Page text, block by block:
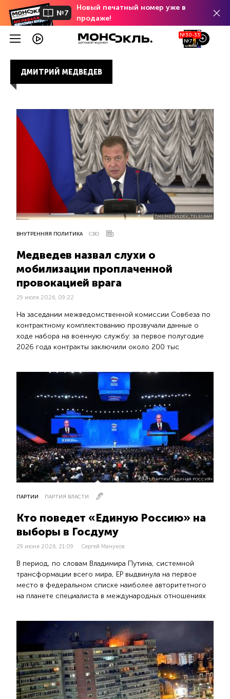
№7
Новый печатный номер уже в
продаже!
№30-33
№7
ДМИТРИЙ МЕДВЕДЕВ
T.ME/MEDVEDEV_TELEGRAM
ВНУТРЕННЯЯ ПОЛИТИКА СВО
Медведев назвал слухи о
мобилизации проплаченной
провокацией врага
29 июля 2026, 09:22
На заседании межведомственной комиссии Совбеза по
контрактному комплектованию прозвучали данные о
ходе набора на военную службу: за первое полугодие
2026 года контракты заключили около 200 тыс
САЙТ ПАРТИИ «ЕДИНАЯ РОССИЯ»
ПАРТИИ ПАРТИЯ ВЛАСТИ
Кто поведет «Единую Россию» на
выборы в Госдуму
29 июня 2026, 21:09 Сергей Мануков
В период, по словам Владимира Путина, системной
трансформации всего мира, ЕР выдвинула на первое
место в федеральном списке наиболее авторитетного
на планете специалиста в международных отношениях